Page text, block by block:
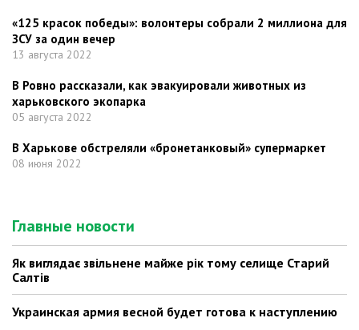
«125 красок победы»: волонтеры собрали 2 миллиона для
ЗСУ за один вечер
13 августа 2022
В Ровно рассказали, как эвакуировали животных из
харьковского экопарка
05 августа 2022
В Харькове обстреляли «бронетанковый» супермаркет
08 июня 2022
Главные новости
Як виглядає звільнене майже рік тому селище Старий
Салтів
Украинская армия весной будет готова к наступлению